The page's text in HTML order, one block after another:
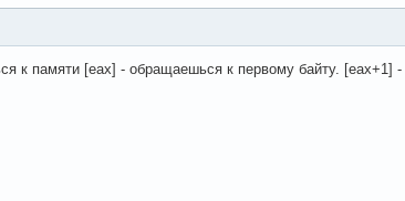
к памяти [eax] - обращаешься к первому байту. [eax+1] -